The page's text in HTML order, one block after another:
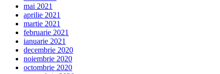
mai 2021
aprilie 2021
martie 2021
februarie 2021
ianuarie 2021
decembrie 2020
noiembrie 2020
octombrie 2020